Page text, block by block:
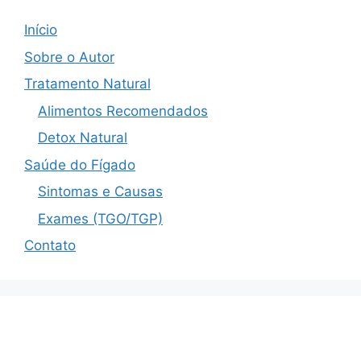
Início
Sobre o Autor
Tratamento Natural
Alimentos Recomendados
Detox Natural
Saúde do Fígado
Sintomas e Causas
Exames (TGO/TGP)
Contato